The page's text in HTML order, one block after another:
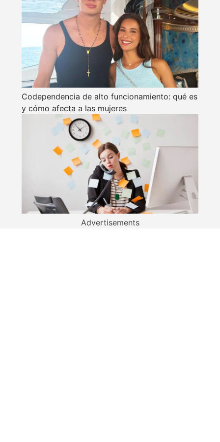
Codependencia de alto funcionamiento: qué es
y cómo afecta a las mujeres
Advertisements